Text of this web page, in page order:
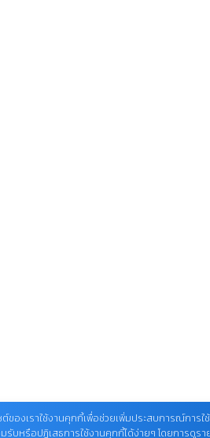
ต์ของเราใช้งานคุกกี้เพื่อช่วยเพิ่มประสบการณ์การใ
บหรือปฏิเสธการใช้งานคุกกี้ได้ง่ายๆ โดยการดูรา